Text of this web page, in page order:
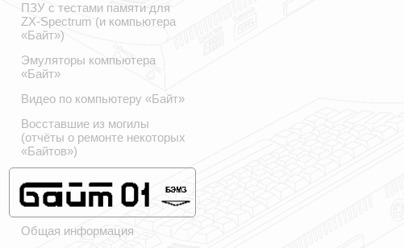
ПЗУ с тестами памяти для
ZX-Spectrum (и компьютера
«Байт»)
Эмуляторы компьютера
«Байт»
Видео по компьютеру «Байт»
Восставшие из могилы
(отчёты о ремонте некоторых
«Байтов»)
Общая информация